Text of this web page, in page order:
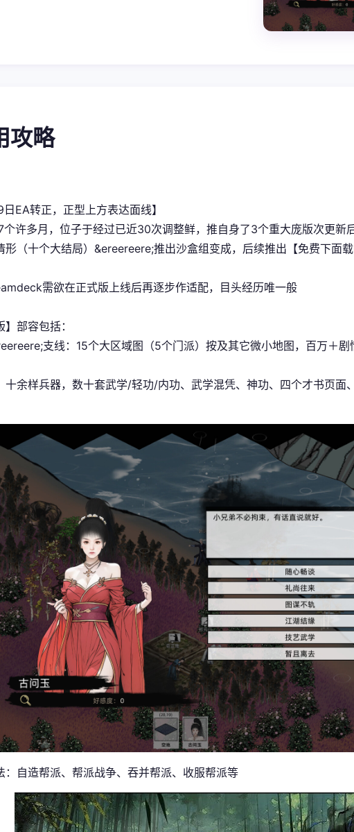
攻略
EA转正，正型上方表达面线】
个许多月，位子于经过已近30次调整鲜，推自身了3个重大庞版次更新
形（十个大结局）&ereereere;推出沙盒组变成，后续推出【免费下面载
需欲在正式版上线后再逐步作适配，目头经历唯一般
部容包括：
支线：15个大区域图（5个门派）按及其它微小地图，百万＋剧
十余样兵器，数十套武学/轻功/内功、武学混凭、神功、四个才书页面
：自造帮派、帮派战争、吞并帮派、收服帮派等